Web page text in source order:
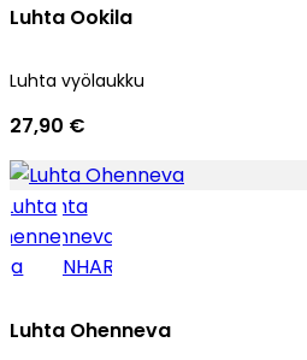
Luhta Ookila
Luhta vyölaukku
27,90 €
Luhta Ohenneva